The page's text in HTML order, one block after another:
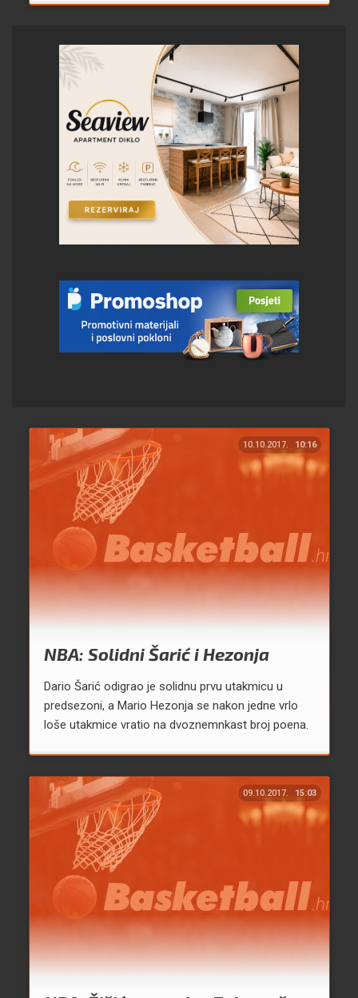
10.10.2017. 10:16
NBA: Solidni Šarić i Hezonja
Dario Šarić odigrao je solidnu prvu utakmicu u
predsezoni, a Mario Hezonja se nakon jedne vrlo
loše utakmice vratio na dvoznemnkast broj poena.
09.10.2017. 15:03